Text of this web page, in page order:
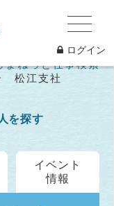
ログイン
まねっと仕事検索
松江支社
を探す
イベント
情報